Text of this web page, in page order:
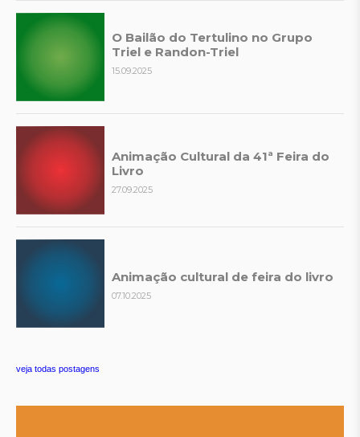
O Bailão do Tertulino no Grupo
Triel e Randon-Triel
15.09.2025
Animação Cultural da 41ª Feira do
Livro
27.09.2025
Animação cultural de feira do livro
07.10.2025
veja todas postagens